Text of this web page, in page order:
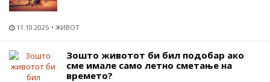
11.10.2025 ЖИВОТ
Зошто животот би бил подобар ако
сме имале само летно сметање на
времето?